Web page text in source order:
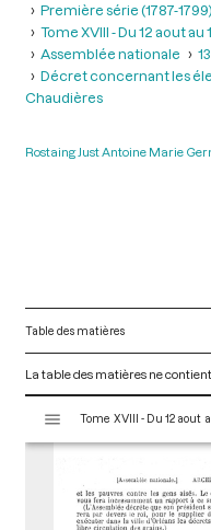
Première série (1787-1799)
Tome XVIII - Du 12 aout
Assemblée nationale
Décret concernant les
Chaudières
Rostaing Just Antoine Marie
Table des matières
La table des matières ne
s
Tome XVIII - Du 12 aout